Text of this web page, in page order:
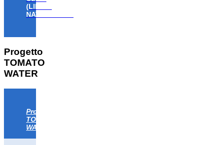
(LIFE18
NAT/IT/000806)
Progetto
TOMATO
WATER
Progetto
TOMATO
WATER